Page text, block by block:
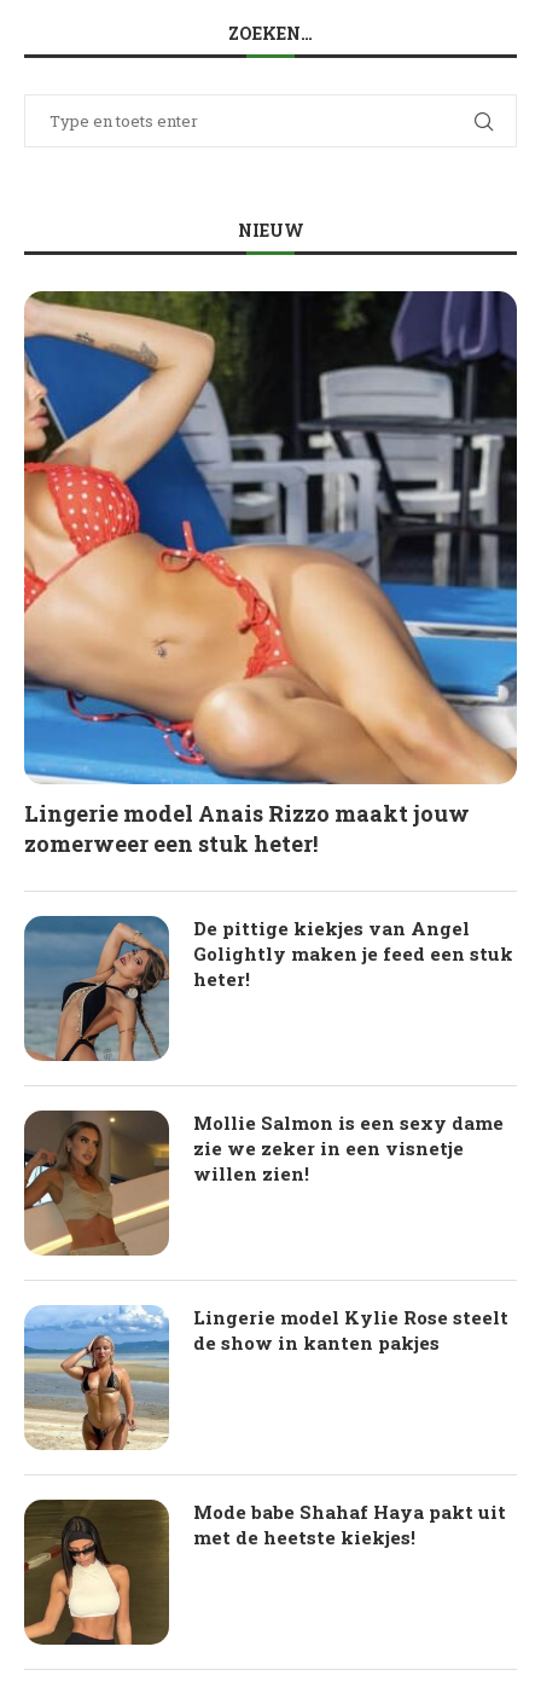
ZOEKEN…
NIEUW
Lingerie model Anais Rizzo maakt jouw
zomerweer een stuk heter!
De pittige kiekjes van Angel
Golightly maken je feed een stuk
heter!
Mollie Salmon is een sexy dame
zie we zeker in een visnetje
willen zien!
Lingerie model Kylie Rose steelt
de show in kanten pakjes
Mode babe Shahaf Haya pakt uit
met de heetste kiekjes!